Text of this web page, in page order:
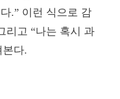
.” 이런 식으로 감
리고 “나는 혹시 과
본다.